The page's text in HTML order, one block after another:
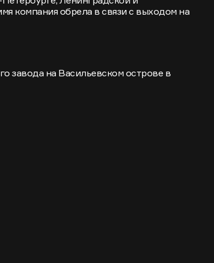
компания обрела в связи с выходом на
завода на Васильевском острове в